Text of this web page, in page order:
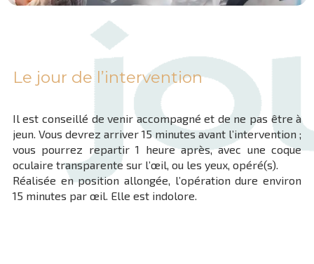
Le jour de l’intervention
Il est conseillé de venir accompagné et de ne pas être à
jeun. Vous devrez arriver 15 minutes avant l’intervention ;
vous pourrez repartir 1 heure après, avec une coque
oculaire transparente sur l’œil, ou les yeux, opéré(s).
Réalisée en position allongée, l’opération dure environ
15 minutes par œil. Elle est indolore.